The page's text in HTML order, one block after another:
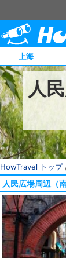
上海
人
HowTravel トップ
人民広場周辺（